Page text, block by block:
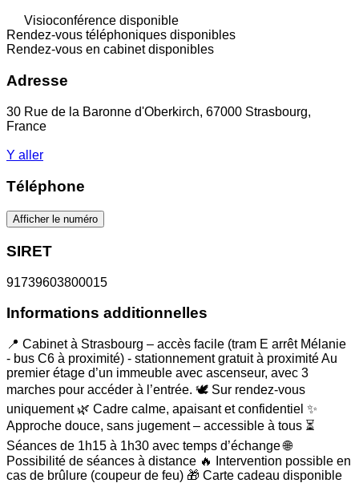
Visioconférence disponible
Rendez-vous téléphoniques disponibles
Rendez-vous en cabinet disponibles
Adresse
30 Rue de la Baronne d'Oberkirch, 67000 Strasbourg,
France
Y aller
Téléphone
Afficher le numéro
SIRET
91739603800015
Informations additionnelles
📍 Cabinet à Strasbourg – accès facile (tram E arrêt Mélanie
- bus C6 à proximité) - stationnement gratuit à proximité Au
premier étage d’un immeuble avec ascenseur, avec 3
marches pour accéder à l’entrée. 🕊️ Sur rendez-vous
uniquement 🌿 Cadre calme, apaisant et confidentiel ✨
Approche douce, sans jugement – accessible à tous ⏳
Séances de 1h15 à 1h30 avec temps d’échange 🌐
Possibilité de séances à distance 🔥 Intervention possible en
cas de brûlure (coupeur de feu) 🎁 Carte cadeau disponible